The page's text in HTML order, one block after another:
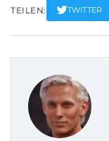
TEILEN: TWITTER